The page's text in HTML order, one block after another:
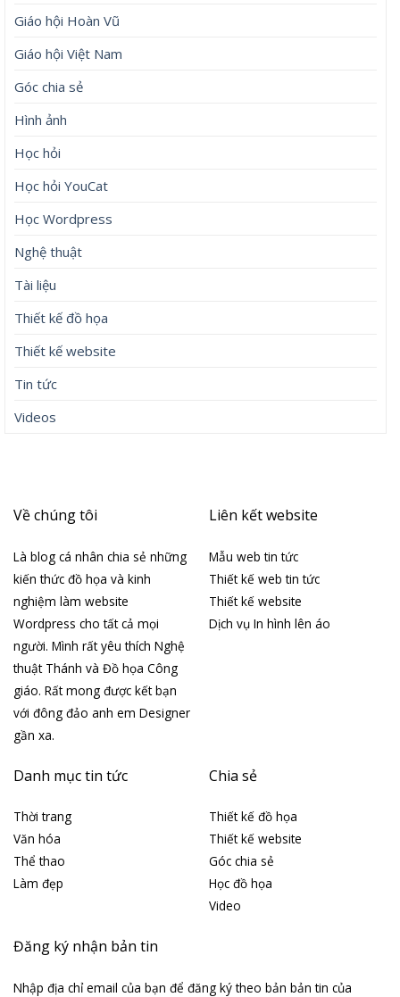
Giáo hội Hoàn Vũ
Giáo hội Việt Nam
Góc chia sẻ
Hình ảnh
Học hỏi
Học hỏi YouCat
Học Wordpress
Nghệ thuật
Tài liệu
Thiết kế đồ họa
Thiết kế website
Tin tức
Videos
Về chúng tôi
Là blog cá nhân chia sẻ những
kiến thức đồ họa và kinh
nghiệm làm website
Wordpress cho tất cả mọi
người. Mình rất yêu thích Nghệ
thuật Thánh và Đồ họa Công
giáo. Rất mong được kết bạn
với đông đảo anh em Designer
gần xa.
Liên kết website
Mẫu web tin tức
Thiết kế web tin tức
Thiết kế website
Dịch vụ In hình lên áo
Danh mục tin tức
Thời trang
Văn hóa
Thể thao
Làm đẹp
Chia sẻ
Thiết kế đồ họa
Thiết kế website
Góc chia sẻ
Học đồ họa
Video
Đăng ký nhận bản tin
Nhập địa chỉ email của bạn để đăng ký theo bản bản tin của